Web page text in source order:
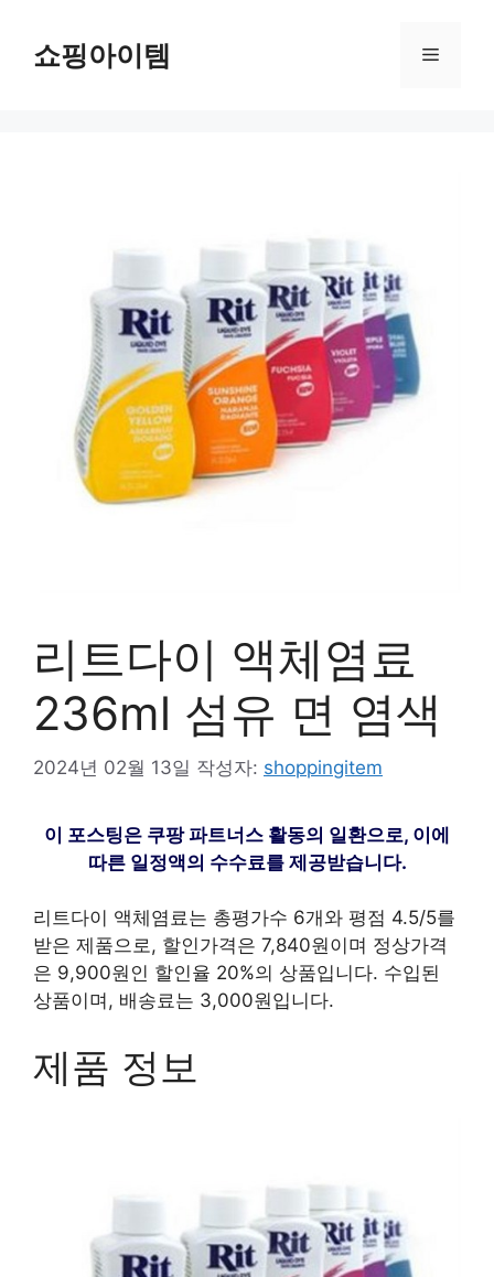
쇼핑아이템 메
리트다이 액체염료
236ml 섬유 면 염색
2024년 02월 13일 작성자: shoppingitem
이 포스팅은 쿠팡 파트너스 활동의 일환으로, 이에
따른 일정액의 수수료를 제공받습니다.
리트다이 액체염료는 총평가수 6개와 평점 4.5/5를
받은 제품으로, 할인가격은 7,840원이며 정상가격
은 9,900원인 할인율 20%의 상품입니다. 수입된
상품이며, 배송료는 3,000원입니다.
제품 정보